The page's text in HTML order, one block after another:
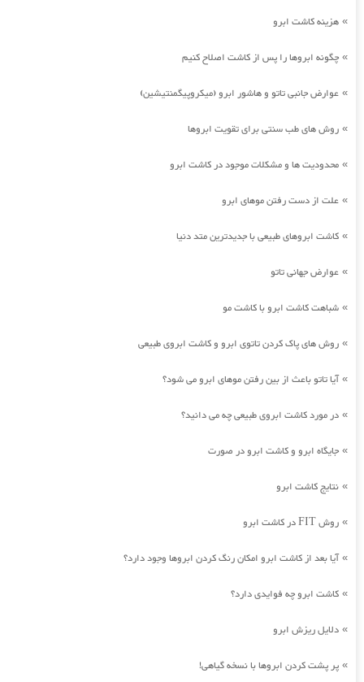
» هزینه کاشت ابرو
» چگونه ابروها را پس از کاشت اصلاح کنیم
» عوارض جانبی تاتو و هاشور ابرو (میکروپیگمنتیشین)
» روش های طب سنتی برای تقویت ابروها
» محدودیت ها و مشکلات موجود در کاشت ابرو
» علت از دست رفتن موهای ابرو
» کاشت ابروهای طبیعی با جدیدترین متد دنیا
» عوارض جهانی تاتو
» شباهت کاشت ابرو با کاشت مو
» روش های پاک کردن تاتوی ابرو و کاشت ابروی طبیعی
»آیا تاتو باعث از بین رفتن موهای ابرو می شود؟
» در مورد کاشت ابروی طبیعی چه می دانید؟
» جایگاه ابرو و کاشت ابرو در صورت
» نتایج کاشت ابرو
» روش FIT در کاشت ابرو
»آیا بعد از کاشت ابرو امکان رنگ کردن ابروها وجود دارد؟
» کاشت ابرو چه فوایدی دارد؟
» دلایل ریزش ابرو
» پر پشت کردن ابروها با نسخه گیاهی!